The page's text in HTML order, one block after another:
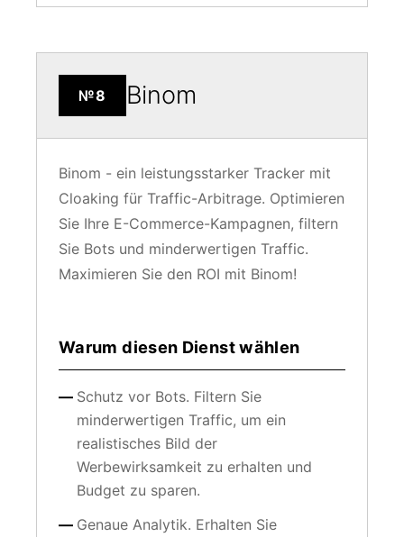
№8 Binom
Binom - ein leistungsstarker Tracker mit
Cloaking für Traffic-Arbitrage. Optimieren
Sie Ihre E-Commerce-Kampagnen, filtern
Sie Bots und minderwertigen Traffic.
Maximieren Sie den ROI mit Binom!
Warum diesen Dienst wählen
Schutz vor Bots. Filtern Sie
minderwertigen Traffic, um ein
realistisches Bild der
Werbewirksamkeit zu erhalten und
Budget zu sparen.
Genaue Analytik. Erhalten Sie